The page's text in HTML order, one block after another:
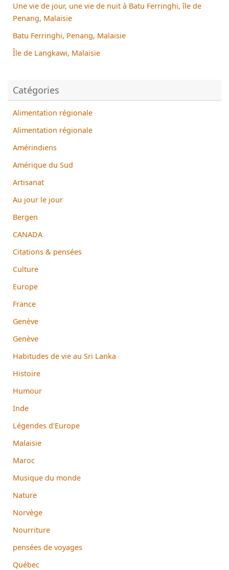
Une vie de jour, une vie de nuit à Batu Ferringhi, île de
Penang, Malaisie
Batu Ferringhi, Penang, Malaisie
Île de Langkawi, Malaisie
Catégories
Alimentation régionale
Alimentation régionale
Amérindiens
Amérique du Sud
Artisanat
Au jour le jour
Bergen
CANADA
Citations & pensées
Culture
Europe
France
Genève
Genève
Habitudes de vie au Sri Lanka
Histoire
Humour
Inde
Légendes d'Europe
Malaisie
Maroc
Musique du monde
Nature
Norvège
Nourriture
pensées de voyages
Québec